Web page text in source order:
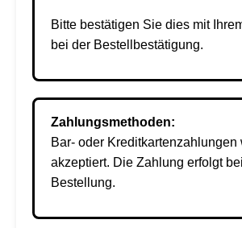
Bitte bestätigen Sie dies mit
bei der Bestellbestätigung.
Zahlungsmethoden:
Bar- oder Kreditkartenzahlungen
akzeptiert. Die Zahlung erfolgt
Bestellung.